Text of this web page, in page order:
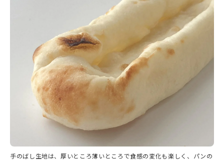
手のばし生地は、厚いところ薄いところで食感の変化も楽しく、パンの